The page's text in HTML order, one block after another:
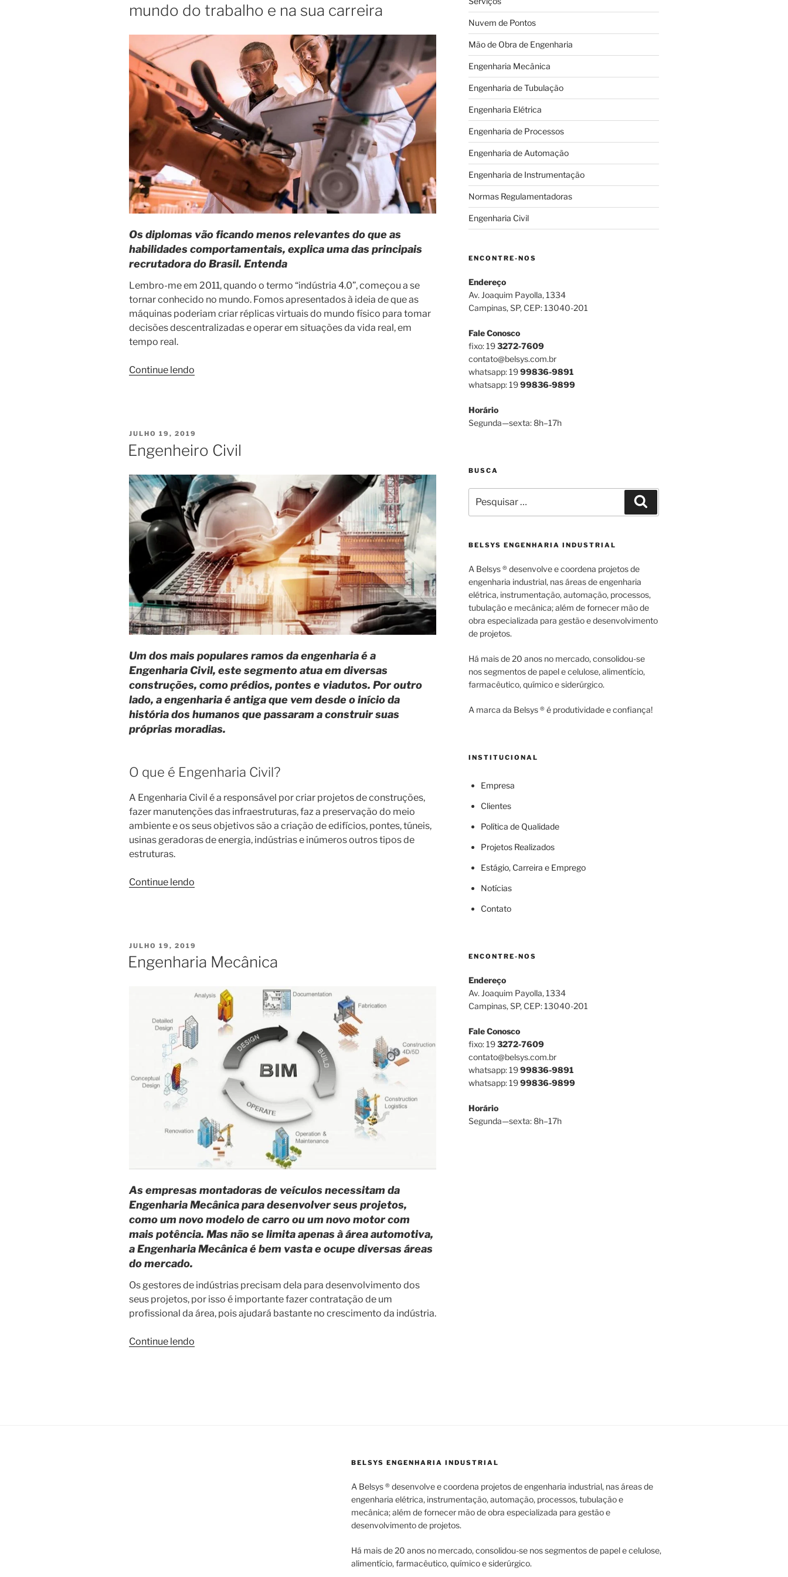
mundo do trabalho e na sua carreira
Os diplomas vão ficando menos relevantes do que as
habilidades comportamentais, explica uma das principais
recrutadora do Brasil. Entenda
Lembro-me em 2011, quando o termo “indústria 4.0”, começou a se
tornar conhecido no mundo. Fomos apresentados à ideia de que as
máquinas poderiam criar réplicas virtuais do mundo físico para tomar
decisões descentralizadas e operar em situações da vida real, em
tempo real.
Continue lendo
no
do
trabalho
e
na
sua
carreira”
PUBLICADO
EM
JULHO 19, 2019
Engenheiro Civil
Um dos mais populares ramos da engenharia é a
Engenharia Civil, este segmento atua em diversas
construções, como prédios, pontes e viadutos. Por outro
lado, a engenharia é antiga que vem desde o início da
história dos humanos que passaram a construir suas
próprias moradias.
O que é Engenharia Civil?
A Engenharia Civil é a responsável por criar projetos de construções,
fazer manutenções das infraestruturas, faz a preservação do meio
ambiente e os seus objetivos são a criação de edifícios, pontes, túneis,
usinas geradoras de energia, indústrias e inúmeros outros tipos de
estruturas.
Continue lendo
PUBLICADO
EM
JULHO 19, 2019
Engenharia Mecânica
As empresas montadoras de veículos necessitam da
Engenharia Mecânica para desenvolver seus projetos,
como um novo modelo de carro ou um novo motor com
mais potência. Mas não se limita apenas à área automotiva,
a Engenharia Mecânica é bem vasta e ocupe diversas áreas
do mercado.
Os gestores de indústrias precisam dela para desenvolvimento dos
seus projetos, por isso é importante fazer contratação de um
profissional da área, pois ajudará bastante no crescimento da indústria.
Continue lendo
Nuvem de Pontos
Mão de Obra de Engenharia
Engenharia Mecânica
Engenharia de Tubulação
Engenharia Elétrica
Engenharia de Processos
Engenharia de Automação
Engenharia de Instrumentação
Normas Regulamentadoras
Engenharia Civil
ENCONTRE-NOS
Endereço
Av. Joaquim Payolla, 1334
Campinas, SP, CEP: 13040-201
Fale Conosco
fixo: 193272-7609
contato@belsys.com.br
whatsapp: 1999836-9891
whatsapp: 1999836-9899
Horário
Segunda—sexta: 8h–17h
BUSCA
por:
BELSYS ENGENHARIA INDUSTRIAL
A Belsys ® desenvolve e coordena projetos de
engenharia industrial, nas áreas de engenharia
elétrica, instrumentação, automação, processos,
tubulação e mecânica; além de fornecer mão de
obra especializada para gestão e desenvolvimento
de projetos.
Há mais de 20 anos no mercado, consolidou-se
nos segmentos de papel e celulose, alimentício,
farmacêutico, químico e siderúrgico.
A marca da Belsys ® é produtividade e confiança!
INSTITUCIONAL
Empresa
Clientes
Política de Qualidade
Projetos Realizados
Estágio, Carreira e Emprego
Notícias
Contato
ENCONTRE-NOS
Endereço
Av. Joaquim Payolla, 1334
Campinas, SP, CEP: 13040-201
Fale Conosco
fixo: 193272-7609
contato@belsys.com.br
whatsapp: 1999836-9891
whatsapp: 1999836-9899
Horário
Segunda—sexta: 8h–17h
BELSYS ENGENHARIA INDUSTRIAL
A Belsys ® desenvolve e coordena projetos de engenharia industrial, nas áreas de
engenharia elétrica, instrumentação, automação, processos, tubulação e
mecânica; além de fornecer mão de obra especializada para gestão e
desenvolvimento de projetos.
Há mais de 20 anos no mercado, consolidou-se nos segmentos de papel e celulose,
alimentício, farmacêutico, químico e siderúrgico.